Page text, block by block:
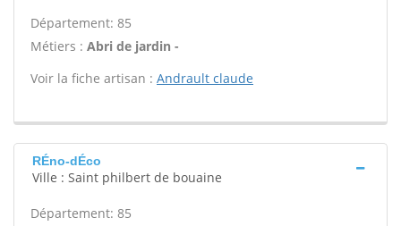
Département: 85
Métiers : Abri de jardin -
Voir la fiche artisan : Andrault claude
RÉno-dÉco
Ville : Saint philbert de bouaine
Département: 85